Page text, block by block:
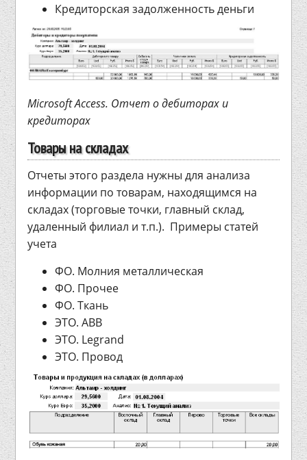
Кредиторская задолженность деньги
Microsoft Access. Отчет о дебиторах и
кредиторах
Товары на складах
Отчеты этого раздела нужны для анализа
информации по товарам, находящимся на
складах (торговые точки, главный склад,
удаленный филиал и т.п.). Примеры статей
учета
ФО. Молния металлическая
ФО. Прочее
ФО. Ткань
ЭТО. ABB
ЭТО. Legrand
ЭТО. Провод